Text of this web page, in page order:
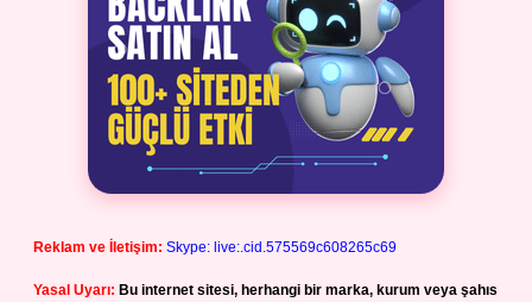
Reklam ve İletişim: Skype: live:.cid.575569c608265c69
Yasal Uyarı: Bu internet sitesi, herhangi bir marka, kurum veya şahıs